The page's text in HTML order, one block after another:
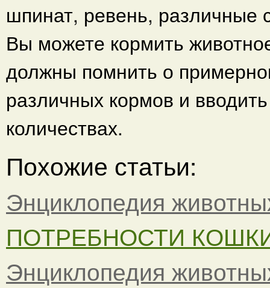
шпинат, ревень, различные
Вы можете кормить
должны помнить о
различных кормов и
количествах.
Похожие статьи:
Энциклопедия
ПОТРЕБНОСТИ
Энциклопедия